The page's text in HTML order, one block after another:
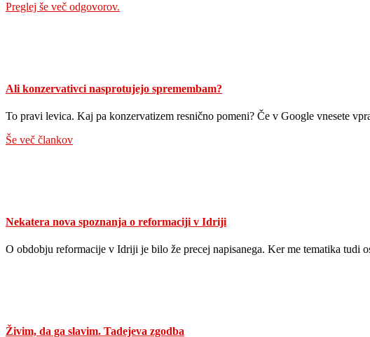
Preglej še več odgovorov.
Ali konzervativci nasprotujejo spremembam?
To pravi levica. Kaj pa konzervatizem resnično pomeni? Če v Google vnesete
Še več člankov
Nekatera nova spoznanja o reformaciji v Idriji
O obdobju reformacije v Idriji je bilo že precej napisanega. Ker me tematika tudi
Živim, da ga slavim. Tadejeva zgodba